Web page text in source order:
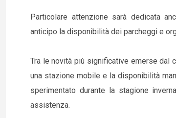
Particolare attenzione sarà dedicata
anticipo la disponibilità dei parcheggi e
Tra le novità più significative emerse dal
una stazione mobile e la disponibilità
sperimentato durante la stagione
assistenza.